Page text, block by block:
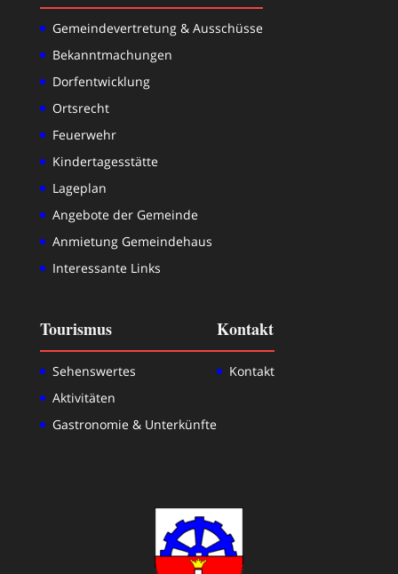
Gemeindevertretung & Ausschüsse
Bekanntmachungen
Dorfentwicklung
Ortsrecht
Feuerwehr
Kindertagesstätte
Lageplan
Angebote der Gemeinde
Anmietung Gemeindehaus
Interessante Links
Tourismus
Sehenswertes
Aktivitäten
Gastronomie & Unterkünfte
Kontakt
Kontakt